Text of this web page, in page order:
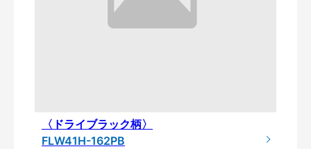
〈ドライブラック柄〉
FLW41H-162PB